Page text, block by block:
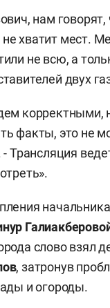
нам говорят,
хватит мест.
не всю, а
двух
корректными,
факты, это не
Трансляция
слово взял
, затронув
и огороды.